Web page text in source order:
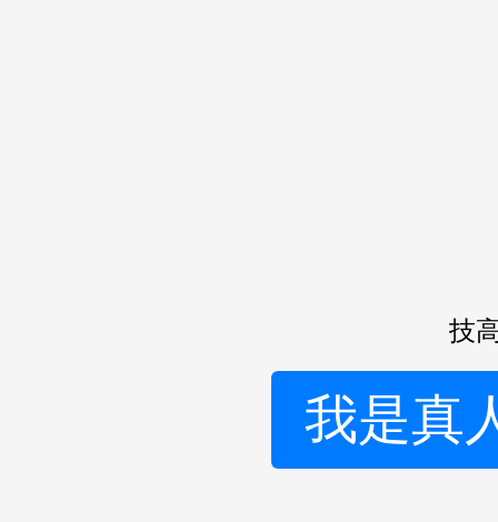
技
我是真